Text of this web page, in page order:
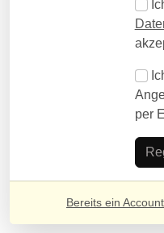
per
Bereits ein